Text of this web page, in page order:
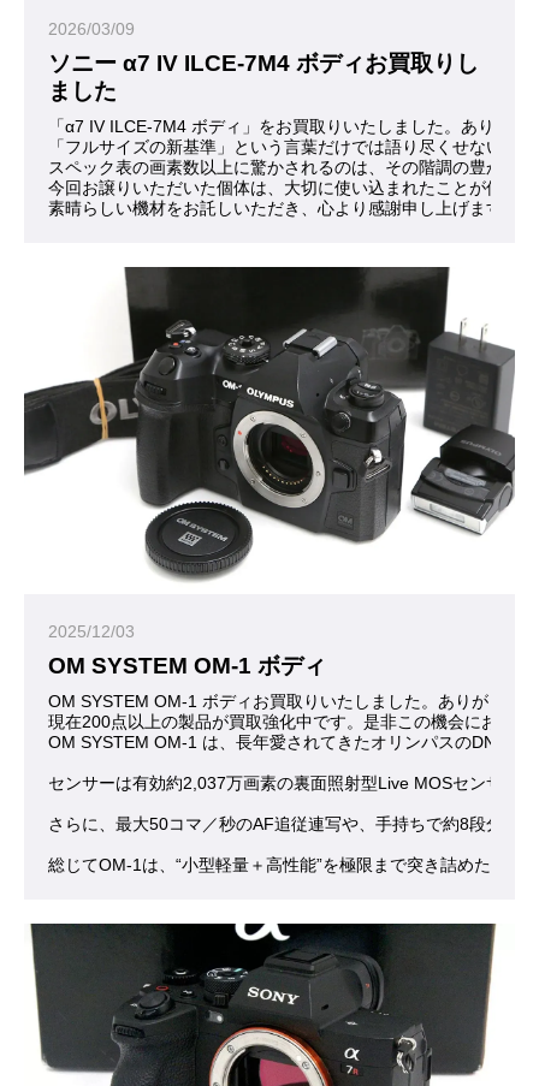
2026/03/09
ソニー α7 IV ILCE-7M4 ボディお買取りし
ました
「α7 IV ILCE-7M4 ボディ」をお買取りいたしました。ありがと
「フルサイズの新基準」という言葉だけでは語り尽くせない
スペック表の画素数以上に驚かされるのは、その階調の豊かさ
今回お譲りいただいた個体は、大切に使い込まれたことが伝わ
素晴らしい機材をお託しいただき、心より感謝申し上げます。
2025/12/03
OM SYSTEM OM-1 ボディ
OM SYSTEM OM-1 ボディお買取りいたしました。ありがとう
現在200点以上の製品が買取強化中です。是非この機会にお問合
OM SYSTEM OM-1 は、長年愛されてきたオリンパスのDNAを
センサーは有効約2,037万画素の裏面照射型Live MOSセンサー
さらに、最大50コマ／秒のAF追従連写や、手持ちで約8段分の
総じてOM-1は、“小型軽量＋高性能”を極限まで突き詰めた一